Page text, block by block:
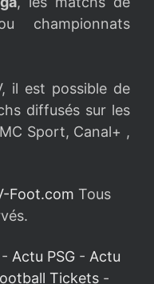
championnats
il est possible de
diffusés sur les
Sport, Canal+ ,
Foot.com Tous
- Actu PSG - Actu
Tickets -